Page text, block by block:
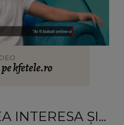
kfetele.ro
INTERESA ȘI...